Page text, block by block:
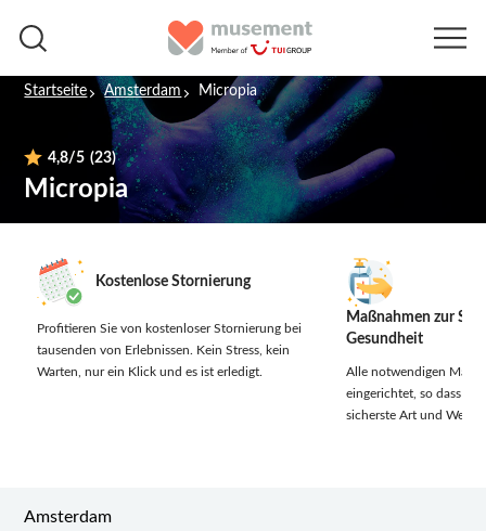
Startseite Amsterdam Micropia
4,8/5 (23)
Micropia
Kostenlose Stornierung
Profitieren Sie von kostenloser Stornierung bei
tausenden von Erlebnissen.
Kein Stress, kein
Warten, nur ein Klick und es ist erledigt.
Maßnahmen zur
Gesundheit
Alle notwendigen
eingerichtet, so dass
sicherste Art und Weise
Amsterdam